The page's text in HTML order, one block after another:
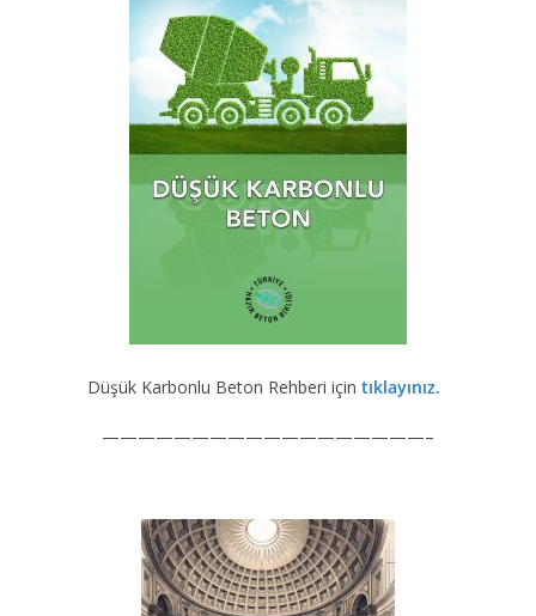
Düşük Karbonlu Beton Rehberi için tıklayınız.
——————————————————–